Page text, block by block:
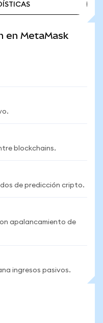
en MetaMask
blockchains.
de predicción cripto.
apalancamiento de
ingresos pasivos.